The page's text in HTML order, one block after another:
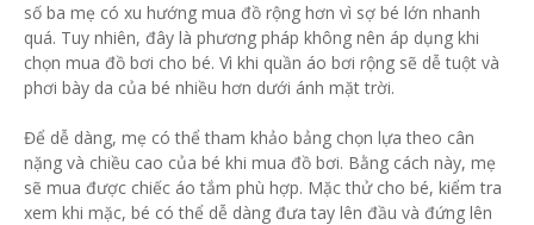
số ba mẹ có xu hướng mua đồ rộng hơn vì sợ bé lớn nhanh
quá. Tuy nhiên, đây là phương pháp không nên áp dụng khi
chọn mua đồ bơi cho bé. Vì khi quần áo bơi rộng sẽ dễ tuột và
phơi bày da của bé nhiều hơn dưới ánh mặt trời.
Để dễ dàng, mẹ có thể tham khảo bảng chọn lựa theo cân
nặng và chiều cao của bé khi mua đồ bơi. Bằng cách này, mẹ
sẽ mua được chiếc áo tắm phù hợp. Mặc thử cho bé, kiểm tra
xem khi mặc, bé có thể dễ dàng đưa tay lên đầu và đứng lên